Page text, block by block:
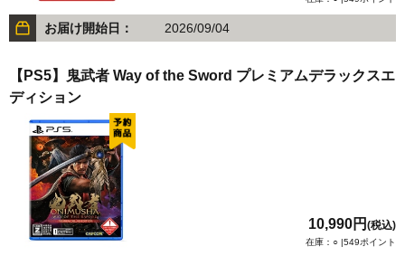
お届け開始日： 2026/09/04
【PS5】鬼武者 Way of the Sword プレミアムデラックスエ
ディション
10,990円 (税込)
在庫：○ |549ポイント